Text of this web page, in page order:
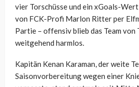
vier Torschüsse und ein xGoals-
von FCK-Profi Marlon Ritter per
Partie – offensiv blieb das Team
weitgehend harmlos.
Kapitän Kenan Karaman, der weite
Saisonvorbereitung wegen einer